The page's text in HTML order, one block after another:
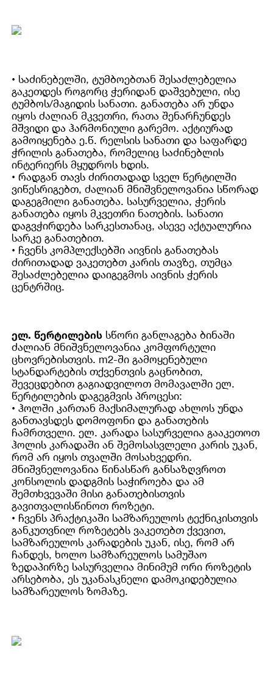
• საძინებელში, ტუმბოებთან შესაძლებელია
გაკეთდეს როგორც ჭერიდან დაშვებული, ისე
ტუმბოს/მაგიდის სანათი. განათება არ უნდა
იყოს ძალიან მკვეთრი, რათა შენარჩუნდეს
მშვიდი და ჰარმონიული გარემო. აქტიურად
გამოიყენება ე.წ. რელსის სანათი და საფარდე
ჭრილის განათება, რომელიც საძინებლის
ინტერიერს მყუდროს ხდის.
• რადგან თავს ძირითადად სველ წერტილში
ვიწესრიგებთ, ძალიან მნიშვნელოვანია სწორად
დაგეგმილი განათება. სასურველია, ჭერის
განათება იყოს მკვეთრი ნათების. სანათი
დაგვჭირდება სარკესთანაც, ასევე აქტუალურია
სარკე განათებით.
• ჩვენს კომპლექსებში აივნის განათებას
ძირითადად ვაკეთებთ კარის თავზე, თუმცა
შესაძლებელია დაიგეგმოს აივნის ჭერის
ცენტრშიც.
ელ. წერტილების სწორი განლაგება ბინაში
ძალიან მნიშვნელოვანია კომფორტული
ცხოვრებისთვის. m2-ში გამოყენებული
სტანდარტების თქვენთვის გაცნობით,
შევეცდებით გაგიადვილოთ მომავალში ელ.
წერტილების დაგეგმვის პროცესი:
• ჰოლში კართან მაქსიმალურად ახლოს უნდა
განთავსდეს დომოფონი და განათების
ჩამრთველი. ელ. კარადა სასურველია გააკეთოთ
ჰოლის კარადაში ან შემოსასვლელი კარის უკან,
რომ არ იყოს თვალში მოსახვედრი.
მნიშვნელოვანია წინასწარ განსაზღვროთ
კონსოლის დადგმის საჭიროება და ამ
შემთხვევაში მისი განათებისთვის
გავითვალისწინოთ როზეტი.
• ჩვენს პრაქტიკაში სამზარეულოს ტექნიკისთვის
განკუთვნილ როზეტებს ვაკეთებთ ქვევით,
სამზარეულოს კარადების უკან, ისე, რომ არ
ჩანდეს, ხოლო სამზარეულოს სამუშაო
ზედაპირზე სასურველია მინიმუმ ორი როზეტის
არსებობა, ეს უკანასკნელი დამოკიდებულია
სამზარეულოს ზომაზე.